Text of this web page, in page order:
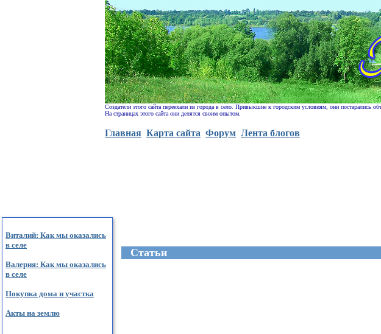
Создатели этого сайта переехали из города в село. Привыкшие к городским условиям, они постарались
На страницах этого сайта они делятся своим опытом.
Главная Карта сайта Форум Лента блогов
Виталий: Как мы оказались
в селе
Валерия: Как мы оказались
в селе
Покупка дома и участка
Акты на землю
Cтатьи